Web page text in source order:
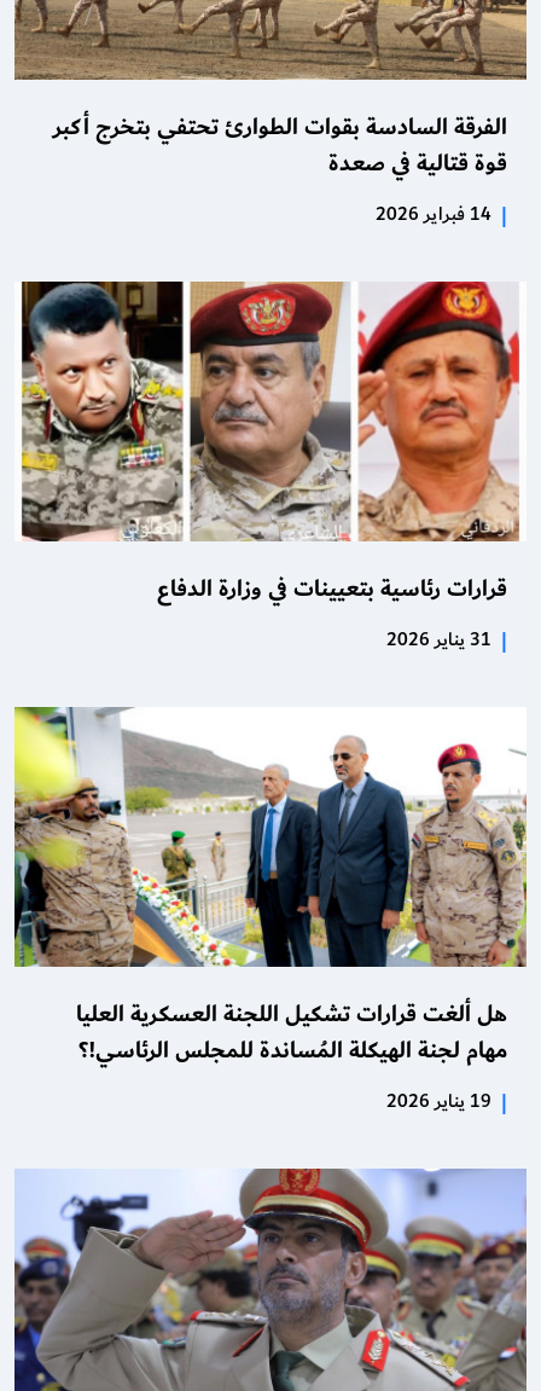
الفرقة السادسة بقوات الطوارئ تحتفي بتخرج أكبر
قوة قتالية في صعدة
| 14 فبراير 2026
قرارات رئاسية بتعيينات في وزارة الدفاع
| 31 يناير 2026
هل ألغت قرارات تشكيل اللجنة العسكرية العليا
مهام لجنة الهيكلة المُساندة للمجلس الرئاسي!؟
| 19 يناير 2026